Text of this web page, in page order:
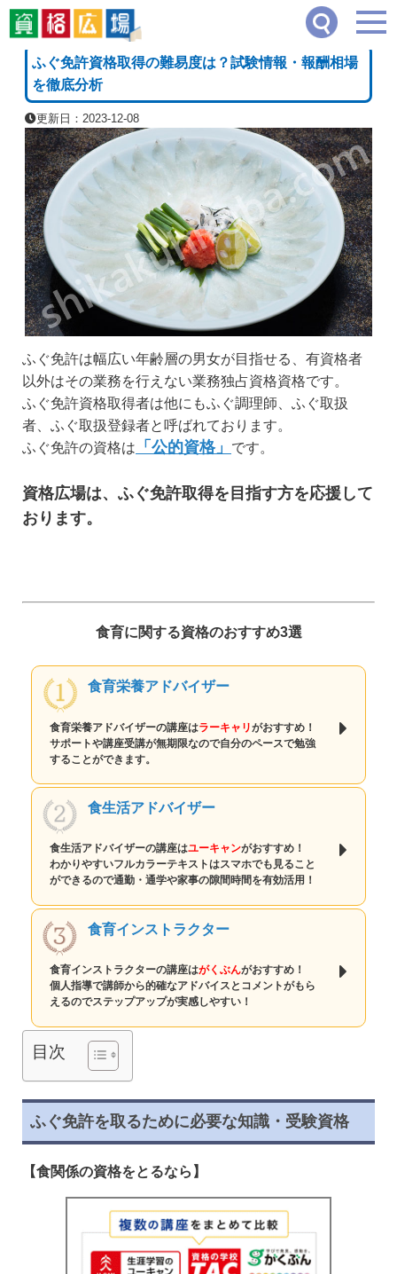
資格広場≫ 食・調理・衛生・栄養系 ふぐ免許資格取得の難易度は？試験情報・報
[PR]
ふぐ免許資格取得の難易度は？試験情報・報酬相場
を徹底分析
更新日：2023-12-08
ふぐ免許は幅広い年齢層の男女が目指せる、有資格者
以外はその業務を行えない業務独占資格資格です。
ふぐ免許資格取得者は他にもふぐ調理師、ふぐ取扱
者、ふぐ取扱登録者と呼ばれております。
ふぐ免許の資格は
「公的資格」 です。
資格広場は、ふぐ免許取得を目指す方を応援して
おります。
食育に関する資格のおすすめ3選
食育栄養アドバイザー
食育栄養アドバイザーの講座はラーキャリがおすすめ！
サポートや講座受講が無期限なので自分のペースで勉強
することができます。
食生活アドバイザー
食生活アドバイザーの講座はユーキャンがおすすめ！
わかりやすいフルカラーテキストはスマホでも見ること
ができるので通勤・通学や家事の隙間時間を有効活用！
食育インストラクター
食育インストラクターの講座はがくぶんがおすすめ！
個人指導で講師から的確なアドバイスとコメントがもら
えるのでステップアップが実感しやすい！
目次
ふぐ免許を取るために必要な知識・受験資格
【食関係の資格をとるなら】